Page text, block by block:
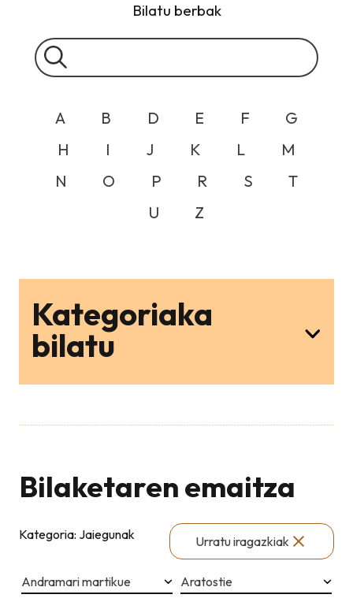
Bilatu berbak
A B D E F
G
H
I J K L
M
N
O P R S
T
U
Z
Kategoriaka
bilatu
Bilaketaren emaitza
Kategoria: Jaiegunak Urratu iragazkiak
Andramari martikue Aratostie